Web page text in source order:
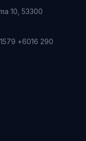
10, 53300
+6016 290